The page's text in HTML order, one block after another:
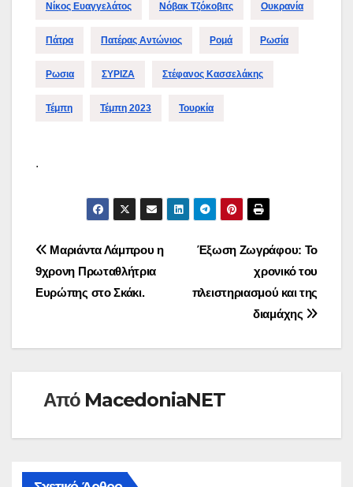
Νίκος Ευαγγελάτος Νόβακ Τζόκοβιτς Ουκρανία
Πάτρα Πατέρας Αντώνιος Ρομά Ρωσία
Ρωσια ΣΥΡΙΖΑ Στέφανος Κασσελάκης
Τέμπη Τέμπη 2023 Τουρκία
.
Πλοήγηση
άρθρων
Έξωση Ζωγράφου: Το
χρονικό του
πλειστηριασμού και της
διαμάχης
Μαριάντα Λάμπρου η
9χρονη Πρωταθλήτρια
Ευρώπης στο Σκάκι.
Από MacedoniaNET